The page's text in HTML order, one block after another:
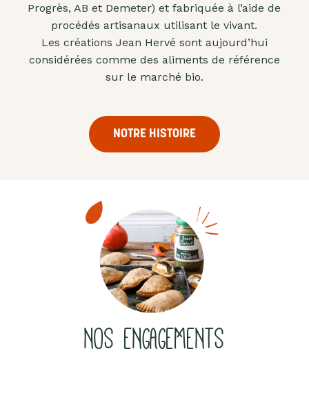
Progrès, AB et Demeter) et fabriquée à l’aide de
procédés artisanaux utilisant le vivant.
Les créations Jean Hervé sont aujourd’hui
considérées comme des aliments de référence
sur le marché bio.
NOTRE HISTOIRE
NOS ENGAGEMENTS